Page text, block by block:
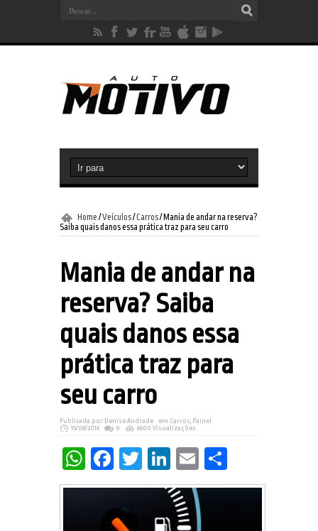
Home /Veículos/Carros/ Mania de andar na reserva?
Saiba quais danos essa prática traz para seu carro
Mania de andar na
reserva? Saiba
quais danos essa
prática traz para
seu carro
Publicada por: Denise Andrade em Carros, Painel
15/08/2014
0 6800 Visualizações
WhatsApp
Facebook
Twitter
LinkedIn
Email